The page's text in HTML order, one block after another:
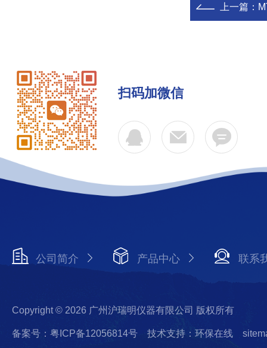
上一篇：
扫码加微信
公司简介 产品中心 联系
Copyright © 2026 广州沪瑞明仪器有限公司 版权所有
备案号：粤ICP备12056814号 技术支持：环保在线